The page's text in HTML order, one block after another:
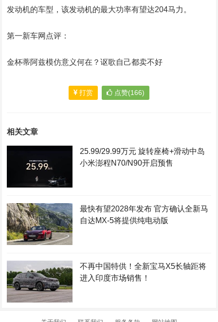
发动机的车型，该发动机的最大功率有望达204马力。
第一新车网点评：
金杯蒂阿兹模仿意义何在？讴歌自己都卖不好
打赏 点赞(166)
相关文章
25.99/29.99万元 旋转座椅+滑动中岛
小米澎程N70/N90开启预售
最快有望2028年发布 官方确认全新马
自达MX-5将提供纯电动版
不再中国特供！全新宝马X5长轴距将
进入印度市场销售！